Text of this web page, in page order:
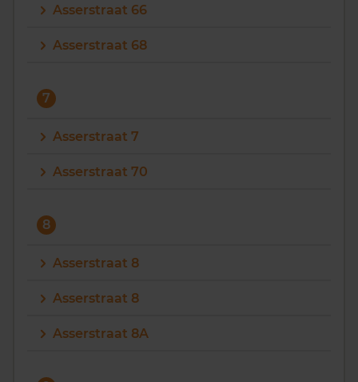
Asserstraat 66
Asserstraat 68
7
Asserstraat 7
Asserstraat 70
8
Asserstraat 8
Asserstraat 8
Asserstraat 8A